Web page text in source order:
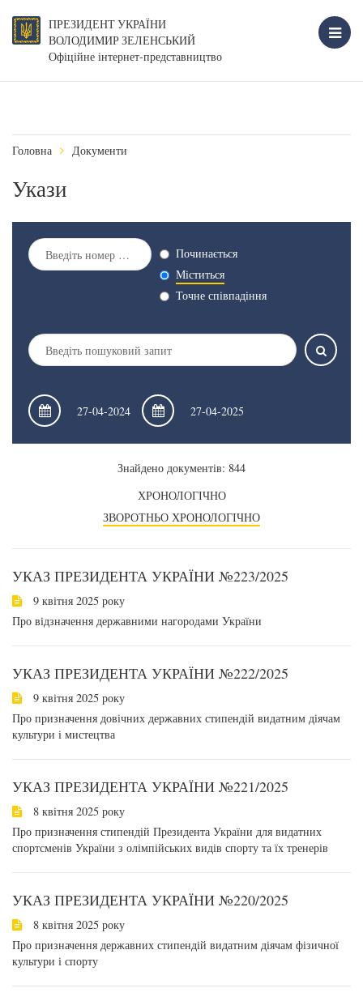
ПРЕЗИДЕНТ УКРАЇНИ
ВОЛОДИМИР ЗЕЛЕНСЬКИЙ
Офіційне інтернет-представництво
Головна Документи
Укази
Починається
Міститься
Точне співпадіння
Знайдено документів: 844
ХРОНОЛОГІЧНО
ЗВОРОТНЬО ХРОНОЛОГІЧНО
УКАЗ ПРЕЗИДЕНТА УКРАЇНИ №223/2025
9 квітня 2025 року
Про відзначення державними нагородами України
УКАЗ ПРЕЗИДЕНТА УКРАЇНИ №222/2025
9 квітня 2025 року
Про призначення довічних державних стипендій видатним діячам
культури і мистецтва
УКАЗ ПРЕЗИДЕНТА УКРАЇНИ №221/2025
8 квітня 2025 року
Про призначення стипендій Президента України для видатних
спортсменів України з олімпійських видів спорту та їх тренерів
УКАЗ ПРЕЗИДЕНТА УКРАЇНИ №220/2025
8 квітня 2025 року
Про призначення державних стипендій видатним діячам фізичної
культури і спорту